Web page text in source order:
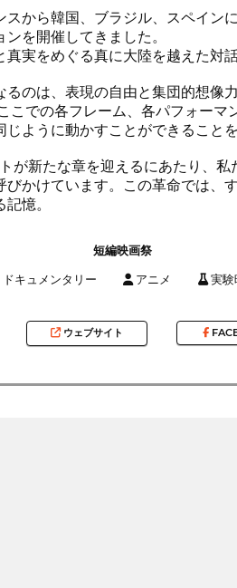
スから韓国、ブラジル、スペイン
を開催してきました。
実をめぐる真に大陸を越えた対
るのは、表現の自由と集団的想像
こでの各フレーム、各パフォー
ように動かすことができること
が新たな章を迎えるにあたり、
かけています。この革命では、
憶。
短編映画祭
ドキュメンタリー アニメ 実験
ウェブサイト